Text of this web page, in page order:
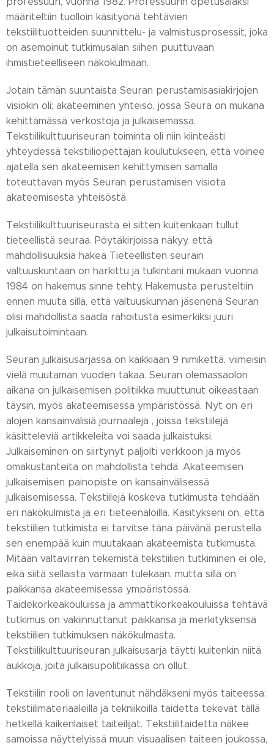
määriteltiin tuolloin käsityönä tehtävien
tekstiilituotteiden suunnittelu- ja valmistusprosessit, joka
on asemoinut tutkimusalan siihen puuttuvaan
ihmistieteelliseen näkökulmaan.
Jotain tämän suuntaista Seuran perustamisasiakirjojen
visiokin oli; akateeminen yhteisö, jossa Seura on mukana
kehittämässä verkostoja ja julkaisemassa.
Tekstiilikulttuuriseuran toiminta oli niin kiinteästi
yhteydessä tekstiiliopettajan koulutukseen, että voinee
ajatella sen akateemisen kehittymisen samalla
toteuttavan myös Seuran perustamisen visiota
akateemisesta yhteisöstä.
Tekstiilikulttuuriseurasta ei sitten kuitenkaan tullut
tieteellistä seuraa. Pöytäkirjoissa näkyy, että
mahdollisuuksia hakea Tieteellisten seurain
valtuuskuntaan on harkittu ja tulkintani mukaan vuonna
1984 on hakemus sinne tehty. Hakemusta perusteltiin
ennen muuta sillä, että valtuuskunnan jäsenenä Seuran
olisi mahdollista saada rahoitusta esimerkiksi juuri
julkaisutoimintaan.
Seuran julkaisusarjassa on kaikkiaan 9 nimikettä, viimeisin
vielä muutaman vuoden takaa. Seuran olemassaolon
aikana on julkaisemisen politiikka muuttunut oikeastaan
täysin, myös akateemisessa ympäristössä. Nyt on eri
alojen kansainvälisiä journaaleja , joissa tekstiilejä
käsitteleviä artikkeleita voi saada julkaistuksi.
Julkaiseminen on siirtynyt paljolti verkkoon ja myös
omakustanteita on mahdollista tehdä. Akateemisen
julkaisemisen painopiste on kansainvälisessä
julkaisemisessa. Tekstiilejä koskeva tutkimusta tehdään
eri näkökulmista ja eri tieteenaloilla. Käsitykseni on, että
tekstiilien tutkimista ei tarvitse tänä päivänä perustella
sen enempää kuin muutakaan akateemista tutkimusta.
Mitään valtavirran tekemistä tekstiilien tutkiminen ei ole,
eikä siitä sellaista varmaan tulekaan, mutta sillä on
paikkansa akateemisessa ympäristössä.
Taidekorkeakouluissa ja ammattikorkeakouluissa tehtävä
tutkimus on vakiinnuttanut paikkansa ja merkityksensä
tekstiilien tutkimuksen näkökulmasta.
Tekstiilikulttuuriseuran julkaisusarja täytti kuitenkin niitä
aukkoja, joita julkaisupolitiikassa on ollut.
Tekstiilin rooli on laventunut nähdäkseni myös taiteessa:
tekstiilimateriaaleilla ja tekniikoilla taidetta tekevät tällä
hetkellä kaikenlaiset taiteilijat. Tekstiilitaidetta näkee
samoissa näyttelyissä muun visuaalisen taiteen joukossa,